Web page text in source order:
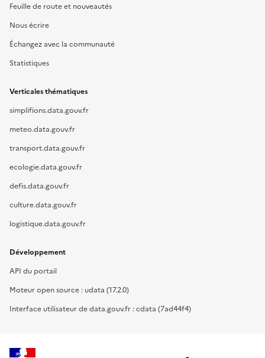
Feuille de route et nouveautés
Nous écrire
Échangez avec la communauté
Statistiques
Verticales thématiques
simplifions.data.gouv.fr
meteo.data.gouv.fr
transport.data.gouv.fr
ecologie.data.gouv.fr
defis.data.gouv.fr
culture.data.gouv.fr
logistique.data.gouv.fr
Développement
API du portail
Moteur open source : udata (17.2.0)
Interface utilisateur de data.gouv.fr : cdata (7ad44f4)